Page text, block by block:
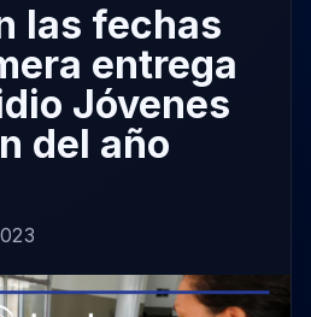
las fechas
entrega
Jóvenes
del año